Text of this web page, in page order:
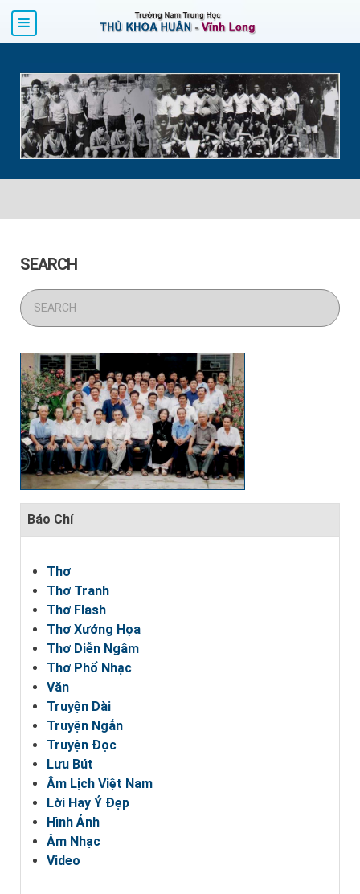
SEARCH
Báo Chí
Thơ
Thơ Tranh
Thơ Flash
Thơ Xướng Họa
Thơ Diễn Ngâm
Thơ Phổ Nhạc
Văn
Truyện Dài
Truyện Ngắn
Truyện Đọc
Lưu Bút
Âm Lịch Việt Nam
Lời Hay Ý Đẹp
Hình Ảnh
Âm Nhạc
Video